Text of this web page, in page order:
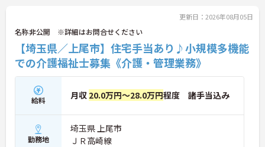
更新日：2026年08月05日
名称非公開 ※詳細はお問合せください
【埼玉県／上尾市】住宅手当あり♪小規模多機能
での介護福祉士募集《介護・管理業務》
給料 月収 20.0万円～28.0万円程度 諸手当込み
勤務地
埼玉県 上尾市
ＪＲ高崎線